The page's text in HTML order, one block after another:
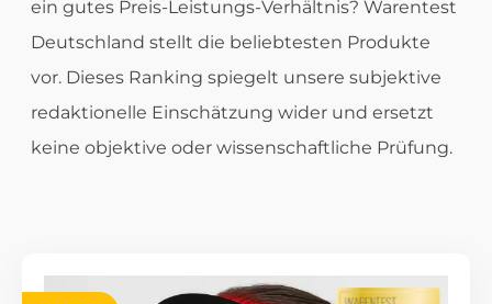
ein gutes Preis-Leistungs-Verhältnis? Warentest
Deutschland stellt die beliebtesten Produkte
vor. Dieses Ranking spiegelt unsere subjektive
redaktionelle Einschätzung wider und ersetzt
keine objektive oder wissenschaftliche Prüfung.